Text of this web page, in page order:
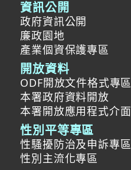
資訊公開
政府資訊公開
廉政園地
產業個資保護專區
開放資料
ODF開放文件格式專區
本署政府資料開放
本署開放應用程式介面
性別平等專區
性騷擾防治及申訴專區
性別主流化專區